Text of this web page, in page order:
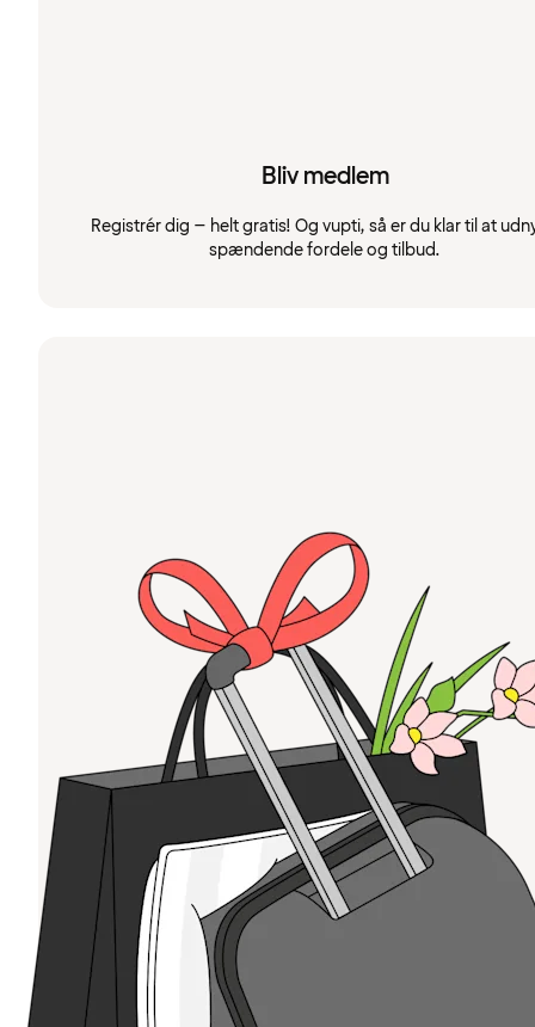
Bliv medlem
Registrér dig – helt gratis! Og vupti, så er du klar til at
spændende fordele og tilbud.